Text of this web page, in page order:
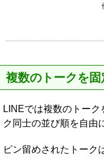
複数のトークを
LINEでは複数のトー
ク同士の並び順を自由
ピン留めされたトーク